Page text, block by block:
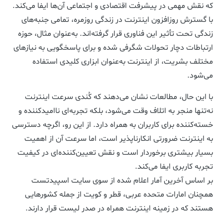
که نقش مهمی در پیشرفت اقتصادی و اجتماعی آن‌ها ایفا می‌کند.
با گسترش روزافزون اینترنت در زندگی روزمره، تمامی جنبه‌های
زندگی تحت تأثیر این فناوری قرار گرفته‌اند. به‌عنوان مثال، حوزه
ارتباطات دچار تحولات شگرفی شده و برای پاسخگویی به نیازهای
مختلف بشریت، از اینترنت به‌عنوان ابزاری کلیدی استفاده
می‌شود.
با این حال، مطالعات نشان می‌دهند که کُندی سرعت اینترنت
نه‌تنها منجر به اتلاف وقت می‌شود، بلکه تجربه‌ای ناامیدکننده و
خسته‌کننده برای کاربران به همراه دارد. از این رو، اگرچه دسترسی
به اینترنت ضرورتی انکارناپذیر است، اما سرعت آن از اهمیت
بسیار بیشتری برخوردار است و نقش تعیین‌کننده‌ای در کیفیت
تجربه کاربری ایفا می‌کند.
بر اساس آخرین آمار اعلام شده از سوی سایت اسپیدتست
همچنان امارات متحده عربی، قطر و کویت از جمله کشورهایی
هستند که در زمینه اینترنت همراه در صدر لیست قرار دارند.